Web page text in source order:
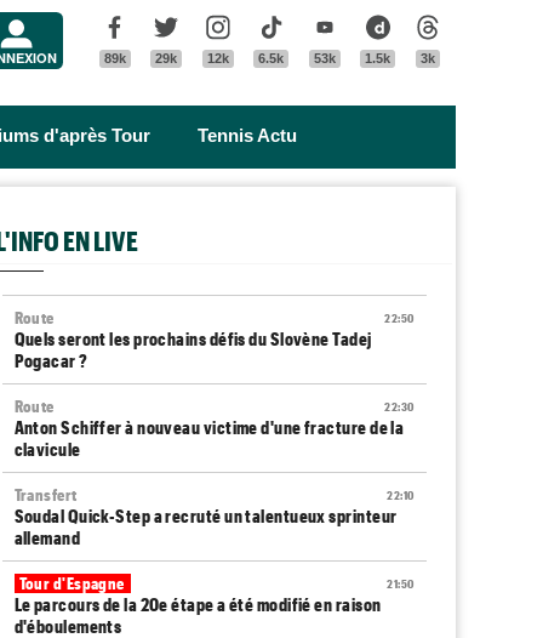
Facebook
89k
Twitter
29k
Instagram
12k
Tik Tok
6.5k
Youtube
53k
Dailymotion
1.5k 3k
d'après Tour Tennis Actu
EN LIVE
22:50
Route
Quels seront les prochains défis du Slovène Tadej
Pogacar ?
22:30
Route
Anton Schiffer à nouveau victime d'une fracture de la
clavicule
22:10
Transfert
Soudal Quick-Step a recruté un talentueux sprinteur
allemand
21:50
Tour d'Espagne
Le parcours de la 20e étape a été modifié en raison
d'éboulements